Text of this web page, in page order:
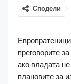
Сподели
преговорите
ако владата
плановите за